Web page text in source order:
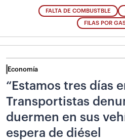
FALTA DE COMBUSTBLE
FILAS POR
Economía
“Estamos tres días
Transportistas
duermen en sus
espera de diésel